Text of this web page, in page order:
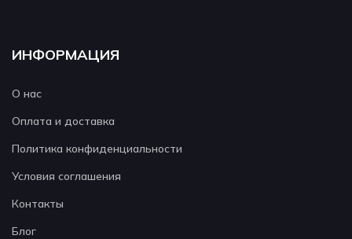
ИНФОРМАЦИЯ
О нас
Оплата и доставка
Политика конфиденциальности
Условия соглашения
Контакты
Блог